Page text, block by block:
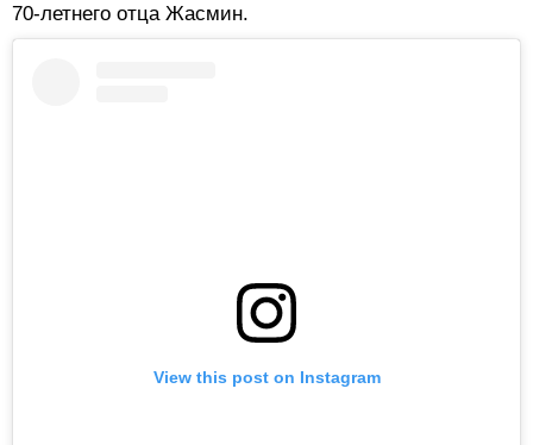
70-летнего отца Жасмин.
View this post on Instagram